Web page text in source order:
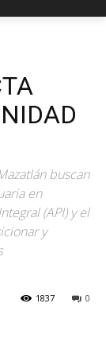
buscan
en
(API) y el
y
0
1837